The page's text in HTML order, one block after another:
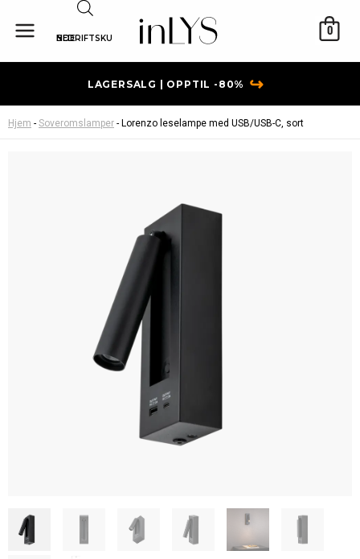
rett
innholdet
BEDRIFTSKUNDE
0
LAGERSALG | OPPTIL -80% ↪
Hjem - Soveromslamper - Lorenzo leselampe med USB/USB-C, sort